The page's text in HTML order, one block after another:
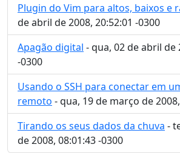
Plugin do Vim para altos, baixos e
de abril de 2008, 20:52:01 -0300
Apagão digital - qua, 02 de abril de
-0300
Usando o SSH para conectar em
remoto - qua, 19 de março de
Tirando os seus dados da chuva -
de 2008, 08:01:43 -0300